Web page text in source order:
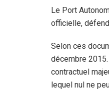
Le Port
officielle,
Selon ces
décembre
contractuel
lequel nul ne